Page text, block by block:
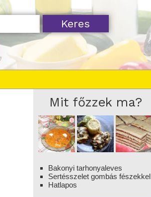
Mit főzzek ma?
Bakonyi tarhonyaleves
Sertésszelet gombás fészekkel
Hatlapos